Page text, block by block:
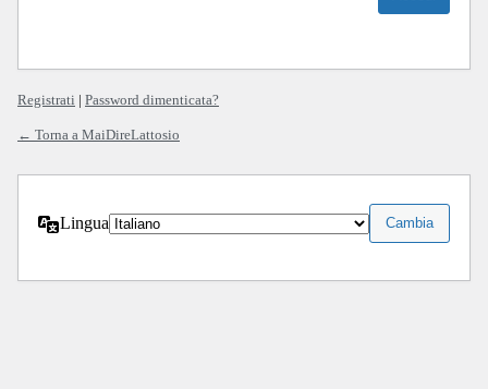
Registrati | Password dimenticata?
← Torna a MaiDireLattosio
Lingua